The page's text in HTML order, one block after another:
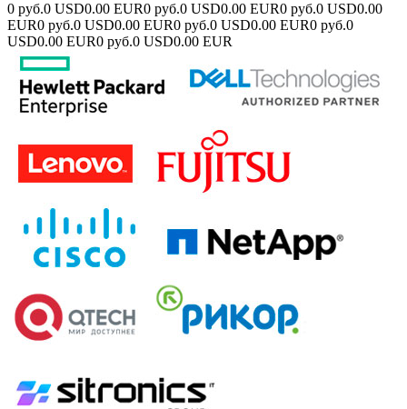
0 руб.0 USD0.00 EUR0 руб.0 USD0.00 EUR0 руб.0 USD0.00
EUR0 руб.0 USD0.00 EUR0 руб.0 USD0.00 EUR0 руб.0
USD0.00 EUR0 руб.0 USD0.00 EUR